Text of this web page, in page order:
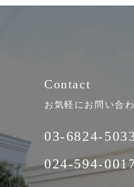
Contact
お気軽にお問い合
03-6824-
024-594-